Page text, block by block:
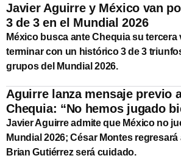
Javier Aguirre y México van
3 de 3 en el Mundial 2026
México busca ante Chequia su tercera
terminar con un histórico 3 de 3
grupos del Mundial 2026.
Aguirre lanza mensaje previo
Chequia: “No hemos jugado
Javier Aguirre admite que México no
Mundial 2026; César Montes
Brian Gutiérrez será cuidado.